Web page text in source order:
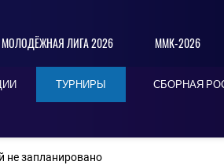
МОЛОДЁЖНАЯ ЛИГА 2026 ММК-2026
ТУРНИРЫ СБОРНАЯ
не запланировано